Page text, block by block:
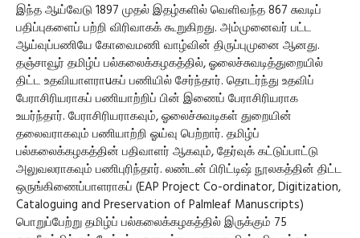
இந்த ஆய்வேடு 1897 முதல் இதழ்களில் வெளிவந்த 867 சுவடிப்
பதிப்புகளைப் பற்றி விரிவாகக் கூறுகிறது. அம்முனைவர் பட்ட
ஆய்வுப்பணியே கோவைமணி வாழ்வின் திருப்புமுனை ஆனது.
தஞ்சாவூர் தமிழ்ப் பல்கலைக்கழகத்தில், ஓலைச்சுவடித்துறையில்
திட்ட உதவியாளராuகப் பணியில் சேர்ந்தார். தொடர்ந்து உதவிப்
பேராசிரியராகப் பணியாற்றிப் பின் இணைப் பேராசிரியராக
உயர்ந்தார். பேராசிரியராகவும், ஓலைச்சுவடிகள் துறையின்
தலைவராகவும் பணியாற்றி ஓய்வு பெற்றார். தமிழ்ப்
பல்கலைக்கழகத்தின் பதிவாளர் ஆகவும், தேர்வுக் கட்டுப்பாட்டு
அலுவலராகவும் பணிபுரிந்தார். லண்டன் பிரிட்டிஷ் நூலகத்தின் திட்ட
ஒருங்கிணைப்பாளராகப் (EAP Project Co-ordinator, Digitization,
Cataloguing and Preservation of Palmleaf Manuscripts)
பொறுப்பேற்று தமிழ்ப் பல்கலைக்கழகத்தில் இருக்கும் 75